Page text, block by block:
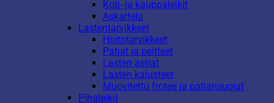
Koti- ja kauppaleikit
Askartelu
Lastentarvikkeet
Hoitotarvikkeet
Patjat ja peitteet
Lasten astiat
Lasten kalusteet
Muovitettu frotee ja patjansuojat
Pihaleikit